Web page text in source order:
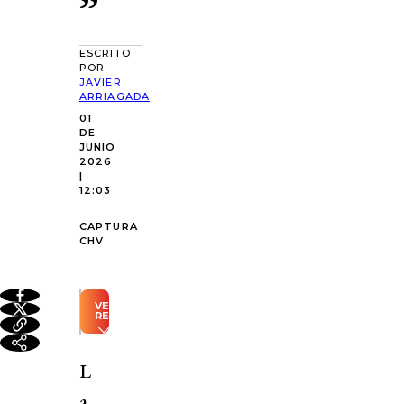
ESCRITO
POR:
JAVIER
ARRIAGADA
01
DE
JUNIO
2026
|
12:03
CAPTURA
CHV
VER
RESUMEN
generado
L